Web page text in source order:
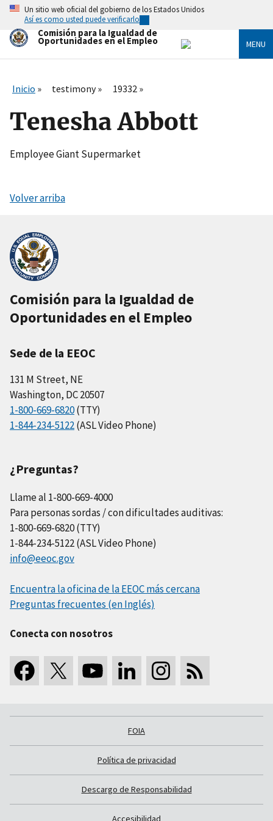
Skip
main
content
Un sitio web oficial del gobierno de los Estados Unidos
Así es como usted puede verificarlo
Comisión para la Igualdad de
Oportunidades en el Empleo MENU
Inicio testimony 19332
Tenesha Abbott
Employee Giant Supermarket
Volver arriba
Comisión para la Igualdad de
Oportunidades en el Empleo
Sede de la EEOC
131 M Street, NE
Washington, DC 20507
1-800-669-6820(TTY)
1-844-234-5122(ASL Video Phone)
¿Preguntas?
Llame al 1-800-669-4000
Para personas sordas / con dificultades auditivas:
1-800-669-6820 (TTY)
1-844-234-5122 (ASL Video Phone)
info@eeoc.gov
Encuentra la oficina de la EEOC más cercana
Preguntas frecuentes (en Inglés)
Conecta con nosotros
FOIA
Política de privacidad
Descargo de Responsabilidad
Accesibilidad